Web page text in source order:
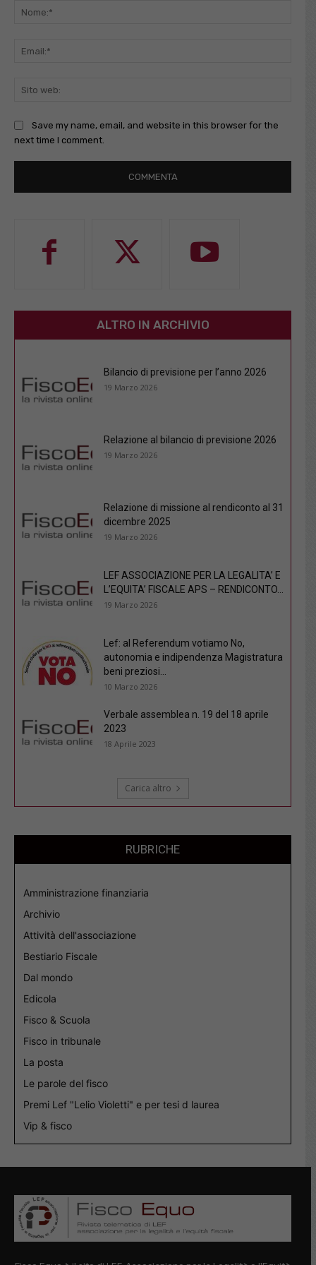
Save my name, email, and website in this browser for the
next time I comment.
ALTRO IN ARCHIVIO
Bilancio di previsione per l’anno 2026
19 Marzo 2026
Relazione al bilancio di previsione 2026
19 Marzo 2026
Relazione di missione al rendiconto al 31
dicembre 2025
19 Marzo 2026
LEF ASSOCIAZIONE PER LA LEGALITA’ E
L’EQUITA’ FISCALE APS – RENDICONTO...
19 Marzo 2026
Lef: al Referendum votiamo No,
autonomia e indipendenza Magistratura
beni preziosi...
10 Marzo 2026
Verbale assemblea n. 19 del 18 aprile
2023
18 Aprile 2023
Carica altro
RUBRICHE
Amministrazione finanziaria
Archivio
Attività dell'associazione
Bestiario Fiscale
Dal mondo
Edicola
Fisco & Scuola
Fisco in tribunale
La posta
Le parole del fisco
Premi Lef "Lelio Violetti" e per tesi d laurea
Vip & fisco